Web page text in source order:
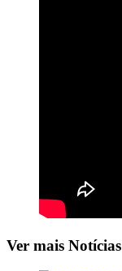
Ver mais Notícias